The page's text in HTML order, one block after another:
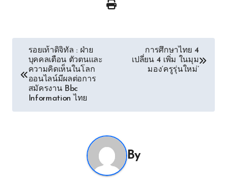
Post
navigation
รอยเท้าดิจิทัล : ฝ่าย
บุคคลเตือน ตัวตนและ
ความคิดเห็นในโลก
ออนไลน์มีผลต่อการ
สมัครงาน Bbc
Information ไทย
การศึกษาไทย 4
เปลี่ยน 4 เพิ่ม ในมุม
มอง’ครูรุ่นใหม่’
By